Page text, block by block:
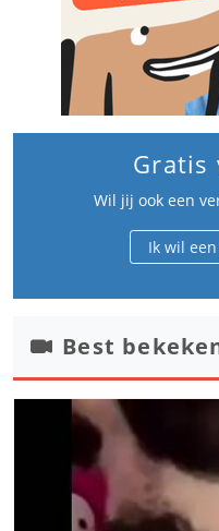
Gratis
Wil jij ook een
Ik wil
Best